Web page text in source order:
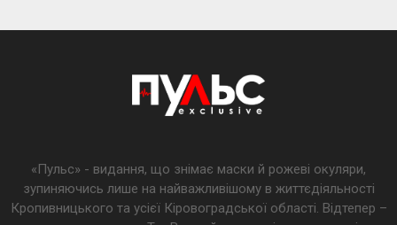
«Пульс» - видання, що знімає маски й рожеві окуляри,
зупиняючись лише на найважливішому в життєдіяльності
Кропивницького та усієї Кіровоградської області. Відтепер –